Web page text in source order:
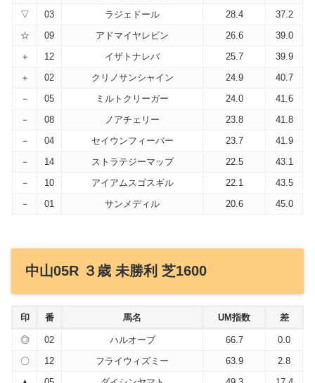
▽
03 ラジェドール 28.4
37.2
☆
09 アドマイヤレビン 26.6
39.0
＋
12 イザトナレバ 25.7
39.9
＋
02 クリノサンシャイン 24.9
40.7
－
05 ミルトクリーガー 24.0
41.6
－
08 ノアチェリー 23.8
41.8
－
04 セイウンフィーバー 23.7
41.9
－
14 ストラテジーマップ 22.5
43.1
－
10 アイアムスゴスギル 22.1
43.5
－
01 サンメディル 20.6 45.0
中山05R ３歳 未勝利 芝1600
印 番 馬名 UM指数 差
◎ 02 ハルオーブ 66.7
0.0
〇
12 フライウィズミー 63.9
2.8